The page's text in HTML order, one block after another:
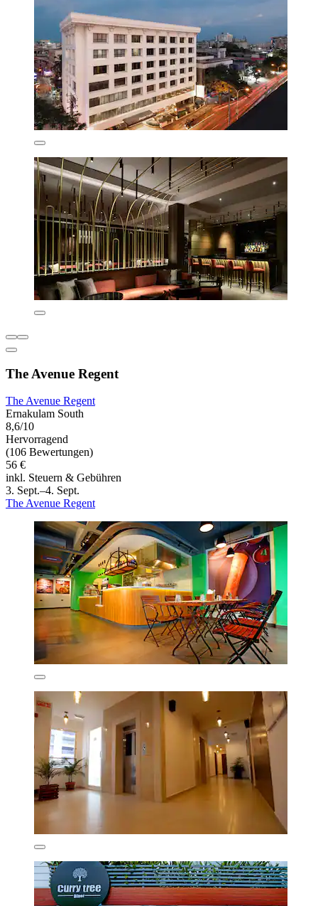
The Avenue Regent
The Avenue Regent
Ernakulam South
8,6/10
Hervorragend
(106 Bewertungen)
56 €
inkl. Steuern & Gebühren
3. Sept.–4. Sept.
The Avenue Regent